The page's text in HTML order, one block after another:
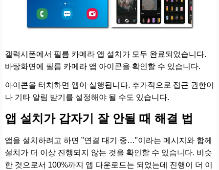
갤럭시폰에서 필름 카메라 앱 설치가 모두 완료되었습니다.
바탕화면에 필름 카메라 앱 아이콘을 확인할 수 있습니다.
아이콘을 터치하면 앱이 실행됩니다. 추가적으로 접근 권한이
나 기타 알림 받기를 설정해야 될 수도 있습니다.
앱 설치가 갑자기 잘 안될 때 해결 법
앱을 설치하려고 하면 "연결 대기 중…"이라는 메시지와 함께
설치가 더 이상 진행되지 않는 것을 확인할 수 있습니다. 비슷
한 것으로서 100%까지 앱 다운로드는 되었는데 진행이 더 이